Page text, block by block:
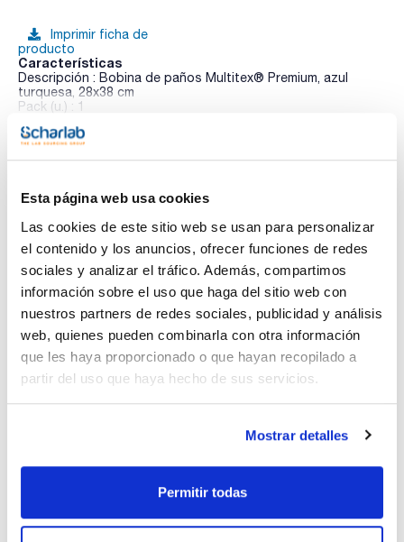
Esta página web usa cookies
Las cookies de este sitio web se usan para personalizar
el contenido y los anuncios, ofrecer funciones de redes
sociales y analizar el tráfico. Además, compartimos
información sobre el uso que haga del sitio web con
nuestros partners de redes sociales, publicidad y análisis
web, quienes pueden combinarla con otra información
que les haya proporcionado o que hayan recopilado a
partir del uso que haya hecho de sus servicios.
Mostrar detalles
Permitir todas
Imprimir ficha de
producto
Características
Descripción : Bobina de paños Multitex® Premium, azul
turquesa, 28x38 cm
Pack (u.) : 1
Bobina de paños Multitex® Premium de limpieza universal
tanto en estado seco como en húmedo, inalterables y libres
de partículas. Debido a su tacto suave, permite la limpieza en
(incluso en mojado). Reutilizables (puede escurrirse y
volverse a utilizar). Gran poder de absorción.
Ver más
TDS / Ficha técnica
Regístrate para
descargas
COA
Regístrate para
descargas
SDS/ Hoja de seguridad
Regístrate para
descargas
Los productos marcados con esta imagen son
listos para una entrega inmediata.